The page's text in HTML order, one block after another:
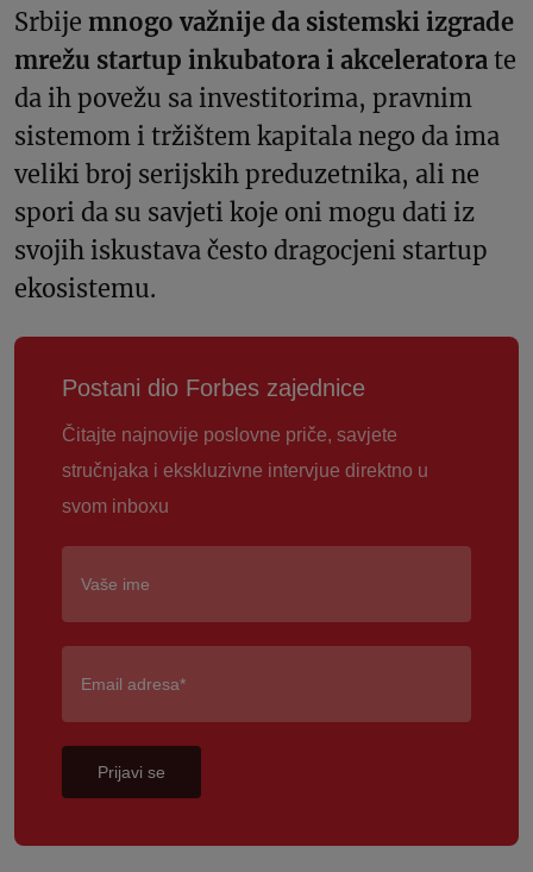
Srbije mnogo važnije da sistemski izgrade
mrežu startup inkubatora i akceleratora te
da ih povežu sa investitorima, pravnim
sistemom i tržištem kapitala nego da ima
veliki broj serijskih preduzetnika, ali ne
spori da su savjeti koje oni mogu dati iz
svojih iskustava često dragocjeni startup
ekosistemu.
Postani dio Forbes zajednice
Čitajte najnovije poslovne priče, savjete
stručnjaka i ekskluzivne intervjue direktno u
svom inboxu
Prijavi se